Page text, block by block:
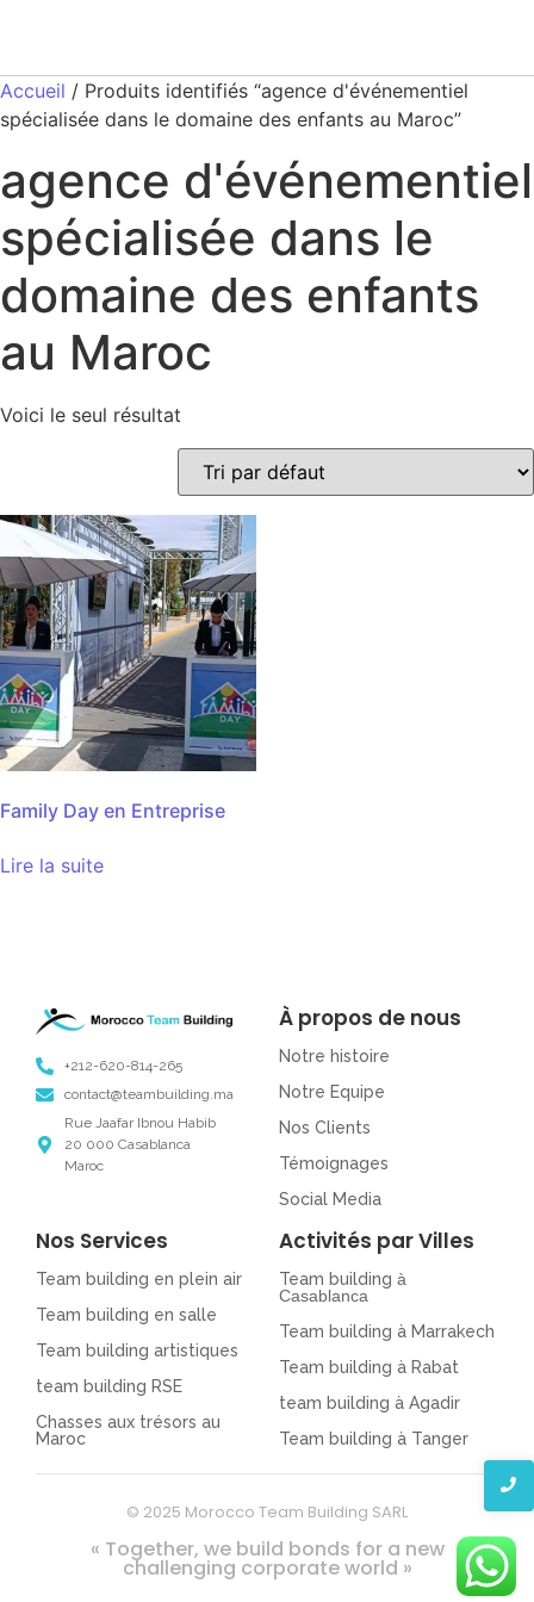
Accueil / Produits identifiés “agence d'événementiel
spécialisée dans le domaine des enfants au Maroc”
agence d'événementiel
spécialisée dans le
domaine des enfants
au Maroc
Voici le seul résultat
Family Day en Entreprise
Lire la suite
+212-620-814-265
contact@teambuilding.ma
Rue Jaafar Ibnou Habib
20 000 Casablanca
Maroc
À propos de nous
Notre histoire
Notre Equipe
Nos Clients
Témoignages
Social Media
Nos Services
Team building en plein air
Team building en salle
Team building artistiques
team building RSE
Chasses aux trésors au
Maroc
Activités par Villes
Team building à
Casablanca
Team building à Marrakech
Team building à Rabat
team building à Agadir
Team building à Tanger
© 2025 Morocco Team Building SARL
« Together, we build bonds for a new
challenging corporate world »